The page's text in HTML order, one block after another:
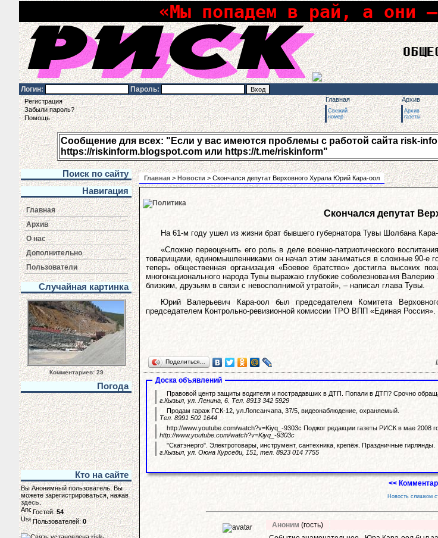
«Мы попадем в рай, а они
Логин: Пароль:
Регистрация
Забыли пароль?
Помощь
Главная
Свежий
номер
Архив
Архив
газеты
Сообщение для всех: "Если у вас имеются проблемы с работой сайта risk-
https://riskinform.blogspot.com или https://t.me/riskinform"
Поиск по сайту
Навигация
Главная
Архив
О нас
Дополнительно
Пользователи
Случайная картинка
Комментариев: 29
Погода
Кто на сайте
Вы Анонимный пользователь. Вы
можете зарегистрироваться, нажав
здесь.
Гостей:54
Пользователей:0
Главная > Новости > Скончался депутат Верховного Хурала Юрий Кара-оол
Скончался депутат
На 61-м году ушел из жизни брат бывшего губернатора Тувы Шолбана
«Сложно переоценить его роль в деле военно-патриотического
товарищами, единомышленниками он начал этим заниматься в сложные 90-е
теперь общественная организация «Боевое братство» достигла высоких
многонационального народа Тувы выражаю глубокие соболезнования
близким, друзьям в связи с невосполнимой утратой», – написал глава Тувы.
Юрий Валерьевич Кара-оол был председателем Комитета
председателем Контрольно-ревизионной комиссии ТРО ВПП «Единая Россия».
Поделиться…
Доска объявлений
Правовой центр защиты водителя и пострадавших в ДТП. Попали в ДТП? Срочно
г.Кызыл, ул. Ленина, 6. Тел. 8913 342 5929
Продам гараж ГСК-12, ул.Лопсанчапа, 37/5, видеонаблюдение, охраняемый.
Тел. 8991 502 1644
http://www.youtube.com/watch?v=Kiyq_-9303c Поджог редакции газеты РИСК в мае 2008
http://www.youtube.com/watch?v=Kiyq_-9303c
"Скатэнерго". Электротовары, инструмент, сантехника, крепёж. Праздничные гирлянды.
г.Кызыл, ул. Оюна Курседи, 151, тел. 8923 014 7755
<<
Новость слишком
Аноним (гость)